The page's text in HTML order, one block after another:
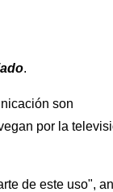
.
son
por la
de este uso",